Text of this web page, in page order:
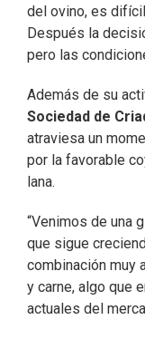
del ovino, es
Después la
pero las
Además de su
Sociedad de
atraviesa un
por la favorable
lana.
“Venimos de una
que sigue
combinación muy
y carne, algo que
actuales del